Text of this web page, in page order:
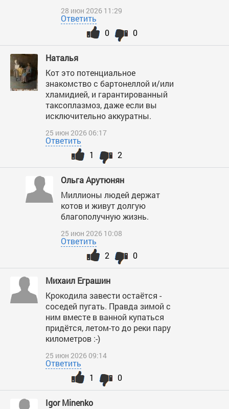
28 июн 2026 11:29
Ответить
0
0
Наталья
Кот это потенциальное
знакомство с бартонеллой и/или
хламидией, и гарантированный
таксоплазмоз, даже если вы
исключительно аккуратны.
25 июн 2026 06:17
Ответить
2
1
Ольга Арутюнян
Миллионы людей держат
котов и живут долгую
благополучную жизнь.
25 июн 2026 10:08
Ответить
0
2
Михаил Еграшин
Крокодила завести остаётся -
соседей пугать. Правда зимой с
ним вместе в ванной купаться
придётся, летом-то до реки пару
километров :-)
25 июн 2026 09:14
Ответить
0
1
Igor Minenko